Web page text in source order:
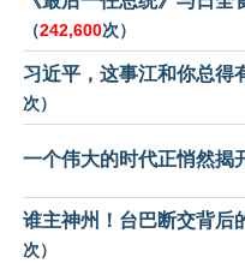
（242,600次）
习近平，这事江和你总得
次）
一个伟大的时代正悄然揭
谁主神州！台巴断交背后
次）